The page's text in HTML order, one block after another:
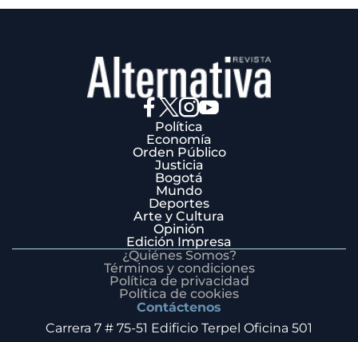
Política
Economía
Orden Público
Justicia
Bogotá
Mundo
Deportes
Arte y Cultura
Opinión
Edición Impresa
¿Quiénes Somos?
Términos y condiciones
Política de privacidad
Política de cookies
Contáctenos
Carrera 7 # 75-51 Edificio Terpel Oficina 501